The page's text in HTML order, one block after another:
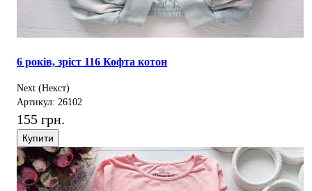
6 років, зріст 116 Кофта котон
Next (Некст)
Артикул: 26102
155 грн.
Купити